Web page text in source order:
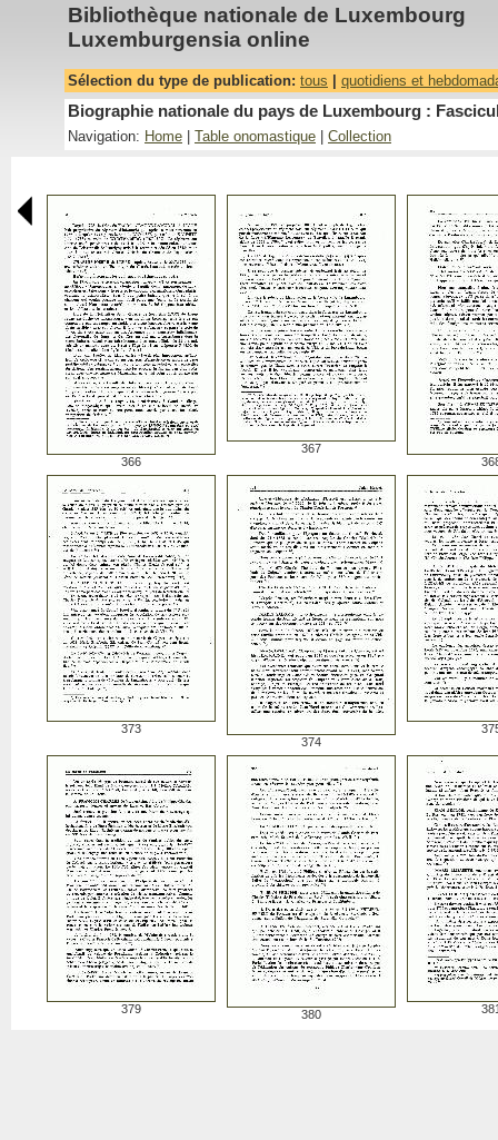
Bibliothèque nationale de Luxembourg
Luxemburgensia online
Sélection du type de publication: tous quotidiens et
Biographie nationale du pays de Luxembourg :
Navigation: Home Table onomastique Collection
366
367
373
374
379 380